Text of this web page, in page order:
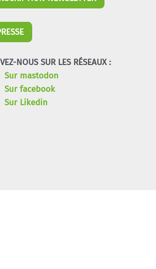
NOUS SUR LES RÉSEAUX :
Sur mastodon
Sur facebook
Sur Likedin